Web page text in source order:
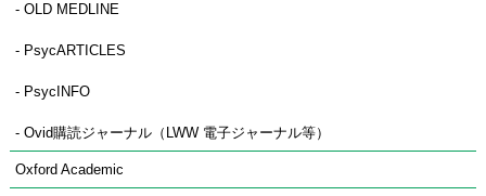
- OLD MEDLINE
- PsycARTICLES
- PsycINFO
- Ovid購読ジャーナル（LWW 電子ジャーナル等）
Oxford Academic